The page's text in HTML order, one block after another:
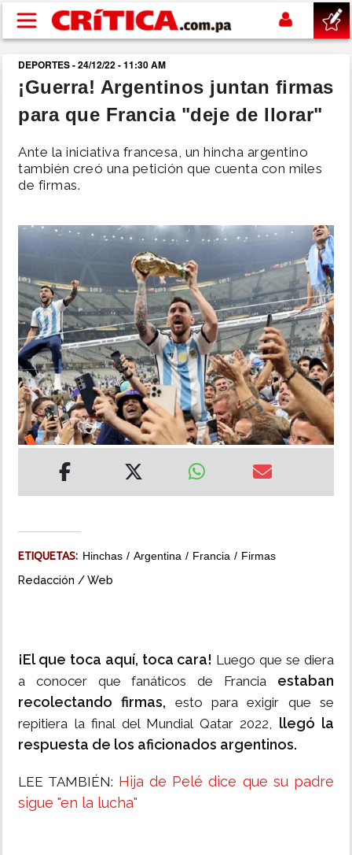
Pasar al contenido principal
buscar
SUCESOS
NACIONAL
DEPORTES
MUNDO
INSÓLITAS
MULTIMEDIA
IMPRESO
DEPORTES - 24/12/22 - 11:30 AM
¡Guerra! Argentinos juntan firmas
para que Francia "deje de llorar"
Ante la iniciativa francesa, un hincha argentino
también creó una petición que cuenta con miles
de firmas.
ETIQUETAS: Hinchas Argentina Francia Firmas
Redacción / Web
¡El que toca aquí, toca cara! Luego que se diera
a conocer que fanáticos de Francia estaban
recolectando firmas, esto para exigir que se
repitiera la final del Mundial Qatar 2022, llegó la
respuesta de los aficionados argentinos.
LEE TAMBIÉN: Hija de Pelé dice que su padre
sigue "en la lucha"